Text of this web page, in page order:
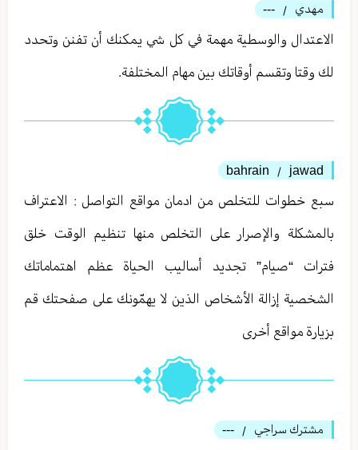
مهدي /
---
الاعتدال والوسطية مهمة في كل شي يمكنك أن تفنن وتحدد
لك وقتا وتقسم أوقاتك بين مهام المختلفة.
jawad
/
bahrain
سبع خطوات للتخلص من ادمان مواقع التواصل : الاعتراف
بالمشكلة والإصرار على التخلص منها تنظيم الوقت خلق
فترات “صيام” تجديد أساليب الحياة عظم اهتماماتك
الشخصية إزالة الأشخاص الذين لا يهمّونك على صفحتك قم
بزيارة مواقع أخرى
مشترك سراجي /
---